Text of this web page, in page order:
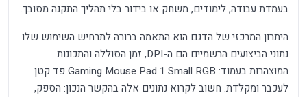
בעמדת עבודה, לימודים, משחק או בידור בלי תהליך התקנה מסובך.
היתרון המרכזי של הדגם הוא התאמה ברורה לתרחיש השימוש שלו.
נתוני הביצועים הרשמיים הם ה-DPI, זמן הסוללה והתכונות
המוצהרות בעמוד: Gaming Mouse Pad 1 Small RGB פד קטן
לעכבר ומקלדת. חשוב לקרוא נתונים אלה בהקשר הנכון: הספק,